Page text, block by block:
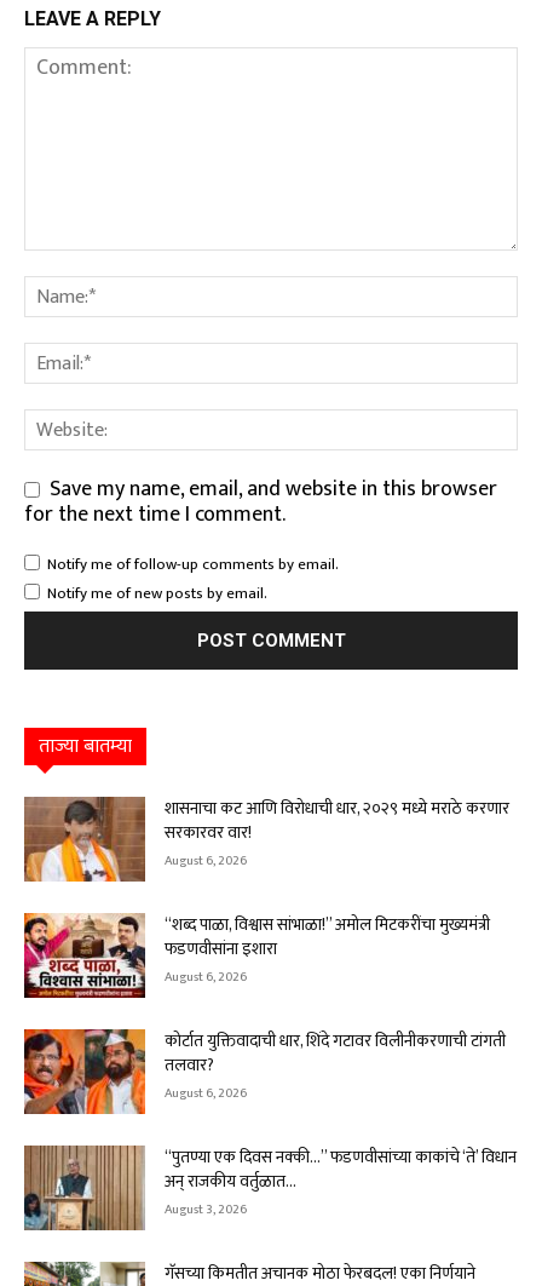
LEAVE A REPLY
Save my name, email, and website in this browser
for the next time I comment.
Notify me of follow-up comments by email.
Notify me of new posts by email.
ताज्या बातम्या
शासनाचा कट आणि विरोधाची धार, २०२९ मध्ये मराठे करणार
सरकारवर वार!
August 6, 2026
“शब्द पाळा, विश्वास सांभाळा!” अमोल मिटकरींचा मुख्यमंत्री
फडणवीसांना इशारा
August 6, 2026
कोर्टात युक्तिवादाची धार, शिंदे गटावर विलीनीकरणाची टांगती
तलवार?
August 6, 2026
“पुतण्या एक दिवस नक्की…” फडणवीसांच्या काकांचे ‘ते’ विधान
अन् राजकीय वर्तुळात...
August 3, 2026
गॅसच्या किमतीत अचानक मोठा फेरबदल! एका निर्णयाने